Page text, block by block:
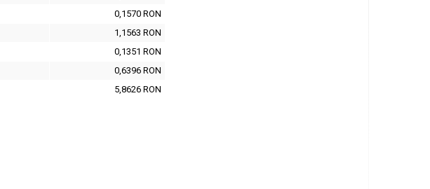
0,1570 RON
1,1563 RON
0,1351 RON
0,6396 RON
5,8626 RON